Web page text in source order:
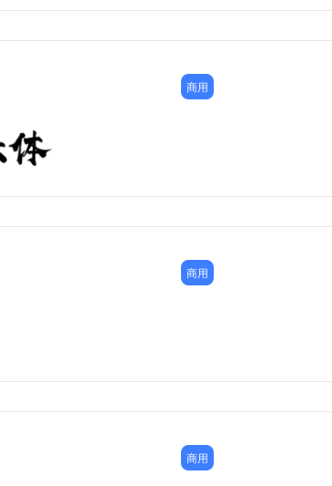
商用
商用
商用